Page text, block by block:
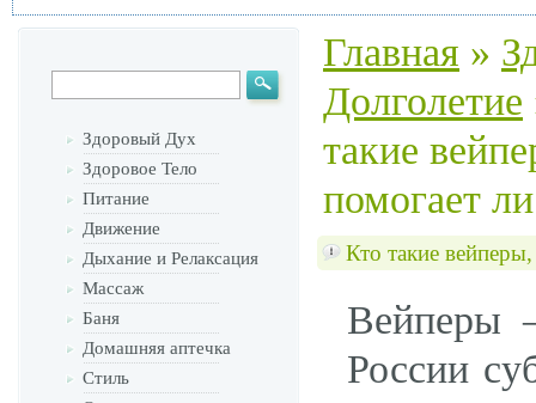
Здоровый Дух
Здоровое Тело
Питание
Движение
Дыхание и Релаксация
Массаж
Баня
Домашняя аптечка
Стиль
Главная »
Долголетие
такие
помогает
Кто такие
Вейперы
России